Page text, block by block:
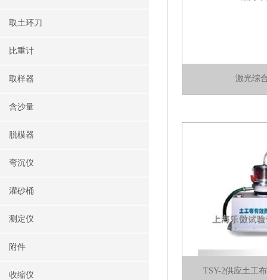
取土环刀
比重计
取样器
含沙量
脱模器
弯沉仪
灌砂桶
测定仪
附件
收缩仪
激光综
TSY-2供应土工